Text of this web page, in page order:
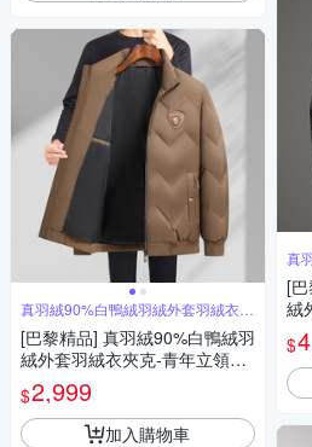
真羽絨90%白鴨絨羽絨外套羽絨衣夾
克
[巴黎精品] 真羽絨90%白鴨絨羽
絨外套羽絨衣夾克-青年立領保
暖簡約秋冬男外套3色a1is126
$2,999
加入購物車
真
克
[
絨
$